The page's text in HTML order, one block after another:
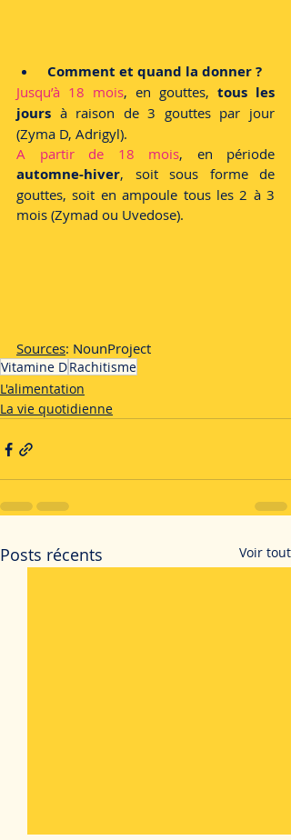
Comment et quand la donner ?
Jusqu’à 18 mois, en gouttes, tous les
jours à raison de 3 gouttes par jour
(Zyma D, Adrigyl).
A partir de 18 mois
automne-hiver, soit sous forme de
gouttes, soit en ampoule tous les 2 à 3
mois (Zymad ou Uvedose).
Sources: NounProject
Vitamine DRachitisme
L'alimentation
La vie quotidienne
Posts récents Voir tout